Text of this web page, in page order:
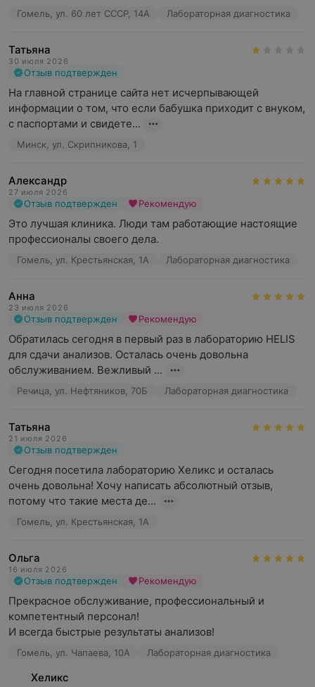
Гомель, ул. 60 лет СССР, 14А Лабораторная диагностика
Татьяна
30 июля 2026
Отзыв подтвержден
На главной странице сайта нет исчерпывающей
информации о том, что если бабушка приходит с внуком,
с паспортами и свидете...
Минск, ул. Скрипникова, 1
Александр
27 июля 2026
Отзыв подтвержден Рекомендую
Это лучшая клиника. Люди там работающие настоящие
профессионалы своего дела.
Гомель, ул. Крестьянская, 1А Лабораторная диагностика
Анна
23 июля 2026
Отзыв подтвержден Рекомендую
Обратилась сегодня в первый раз в лабораторию HELIS
для сдачи анализов. Осталась очень довольна
обслуживанием. Вежливый ...
Речица, ул. Нефтяников, 70Б Лабораторная диагностика
Татьяна
21 июля 2026
Отзыв подтвержден
Сегодня посетила лабораторию Хеликс и осталась
очень довольна! Хочу написать абсолютный отзыв,
потому что такие места де...
Гомель, ул. Крестьянская, 1А
Ольга
16 июля 2026
Отзыв подтвержден Рекомендую
Прекрасное обслуживание, профессиональный и
компетентный персонал!
И всегда быстрые результаты анализов!
Гомель, ул. Чапаева, 10А Лабораторная диагностика
Хеликс